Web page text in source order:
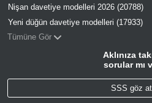
Nişan davetiye modelleri 2026 (20788)
Yeni düğün davetiye modelleri (17933)
Tümüne Gör
Aklınıza
sorular mı
SSS göz